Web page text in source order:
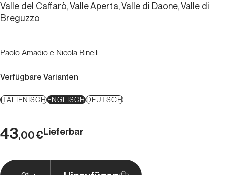
Valle del Caffarò, Valle Aperta, Valle di Daone, Valle di
Breguzzo
Paolo Amadio e Nicola Binelli
Verfügbare Varianten
ITALIENISCHENGLISCHDEUTSCH
43,00€Lieferbar